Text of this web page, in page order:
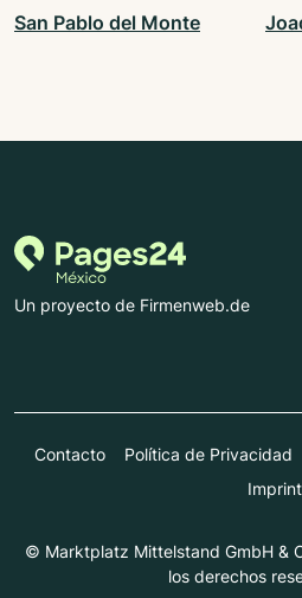
San Pablo del Monte
Un proyecto de Firmenweb.de
Contacto Política de Privacidad
Imprint
© Marktplatz Mittelstand GmbH &
los derechos